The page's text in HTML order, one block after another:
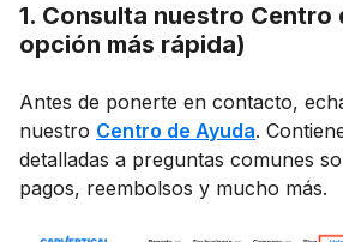
1. Consulta nuestro Centro
opción más rápida)
Antes de ponerte en contacto,
nuestro Centro de Ayuda.
detalladas a preguntas comunes
pagos, reembolsos y mucho más.